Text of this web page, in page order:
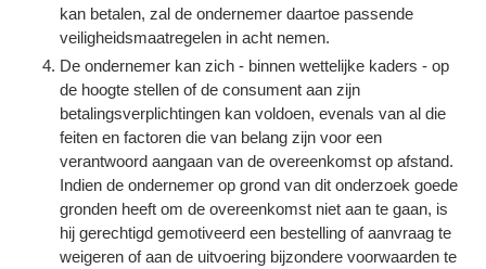
kan betalen, zal de ondernemer daartoe passende
veiligheidsmaatregelen in acht nemen.
De ondernemer kan zich - binnen wettelijke kaders - op
de hoogte stellen of de consument aan zijn
betalingsverplichtingen kan voldoen, evenals van al die
feiten en factoren die van belang zijn voor een
verantwoord aangaan van de overeenkomst op afstand.
Indien de ondernemer op grond van dit onderzoek goede
gronden heeft om de overeenkomst niet aan te gaan, is
hij gerechtigd gemotiveerd een bestelling of aanvraag te
weigeren of aan de uitvoering bijzondere voorwaarden te